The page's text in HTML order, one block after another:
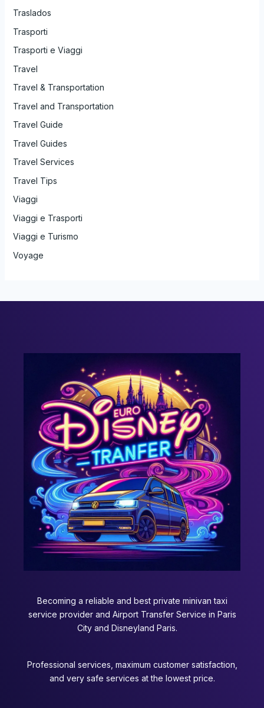
Traslados
Trasporti
Trasporti e Viaggi
Travel
Travel & Transportation
Travel and Transportation
Travel Guide
Travel Guides
Travel Services
Travel Tips
Viaggi
Viaggi e Trasporti
Viaggi e Turismo
Voyage
Becoming a reliable and best private minivan taxi
service provider and Airport Transfer Service in Paris
City and Disneyland Paris.
Professional services, maximum customer satisfaction,
and very safe services at the lowest price.